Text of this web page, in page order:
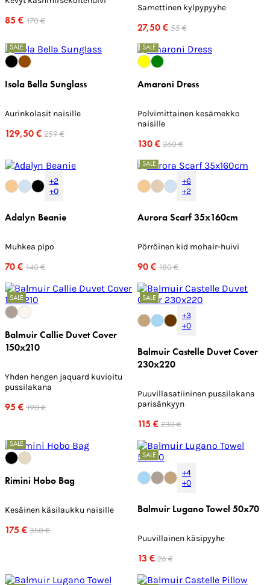
85 € 170 €
Samettinen kylpypyyhe
27,50 € 55 €
SALE
Isola Bella Sunglass
Aurinkolasit naisille
129,50 € 259 €
SALE
Amaroni Dress
Polvimittainen kesämekko
naisille
130 € 260 €
+2
+0
Adalyn Beanie
Muhkea pipo
70 € 140 €
SALE
+6
+2
Aurora Scarf 35x160cm
Pörröinen kid mohair-huivi
90 € 180 €
SALE
Balmuir Callie Duvet Cover
150x210
Yhden hengen jaquard kuvioitu
pussilakana
95 € 190 €
SALE
+3
+0
Balmuir Castelle Duvet Cover
230x220
Puuvillasatiininen pussilakana
parisänkyyn
115 € 230 €
SALE
Rimini Hobo Bag
Kesäinen käsilaukku naisille
175 € 350 €
SALE
+4
+0
Balmuir Lugano Towel 50x70
Puuvillainen käsipyyhe
13 € 26 €